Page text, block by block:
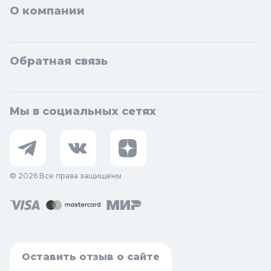
О компании
Обратная связь
Мы в социальных сетях
© 2026 Все права защищены
Оставить отзыв о сайте